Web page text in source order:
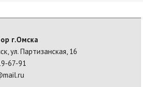
г.Омска
ул. Партизанская, 16
67-91